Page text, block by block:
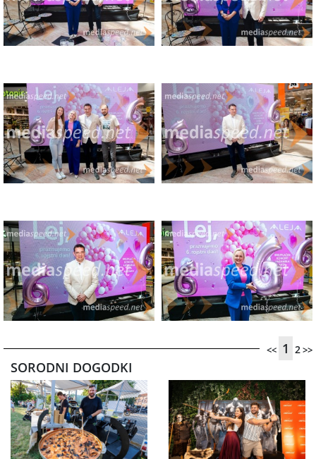
<< 1 2>>
SORODNI DOGODKI